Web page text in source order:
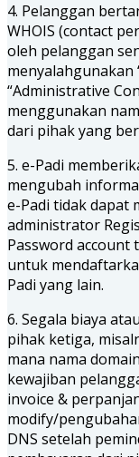
4. Pelanggan
WHOIS (contact
oleh pelanggan
menyalahgunakan
“Administrative
menggunakan
dari pihak yang
5. e-Padi
mengubah
e-Padi tidak dapat
administrator
Password account
untuk
Padi yang lain.
6. Segala biaya
pihak ketiga,
mana nama
kewajiban
invoice &
modify/
DNS setelah